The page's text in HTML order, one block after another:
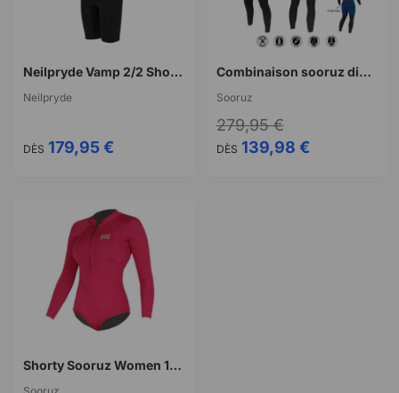
Neilpryde Vamp 2/2 Shorty S/S FL BZ 2026
Neilpryde
DÈS 179,95 €
Combinaison sooruz divine oysterprene 4/3 back zip 2023
Sooruz
DÈS 139,98 €
279,95 €
Shorty Sooruz Women 1/1 LS mini zip DIVINE - ORGANIC OYSTERPRENE